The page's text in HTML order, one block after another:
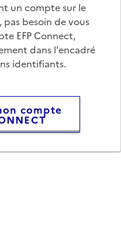
un compte sur le
pas besoin de vous
EFP Connect,
dans l'encadré
identifiants.
compte